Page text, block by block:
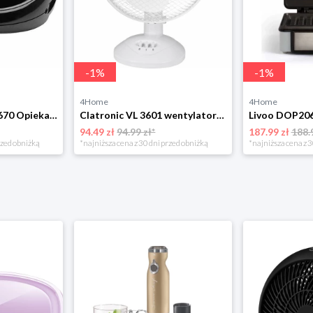
Clatronic ST/WA 3670 Opiekacz do kanapek
obniżką
-1%
4Home
Clatronic VL 3601 wentylator stołowy 23 cm, biały
94.49 zł94.99 zł*
*najniższa cena z 30 dni przed obniżką
-1%
4Home
Livoo
187.99 zł
*najniższa cena z